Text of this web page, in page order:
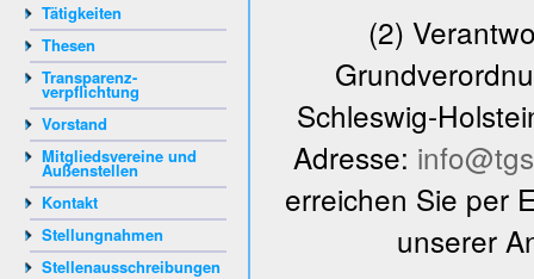
Tätigkeiten
Thesen
Transparenz-
verpflichtung
Vorstand
Mitgliedsvereine und
Außenstellen
Kontakt
Stellungnahmen
Stellenausschreibungen
(2)
Schleswig-
Adresse:
erreichen Sie per
unserer